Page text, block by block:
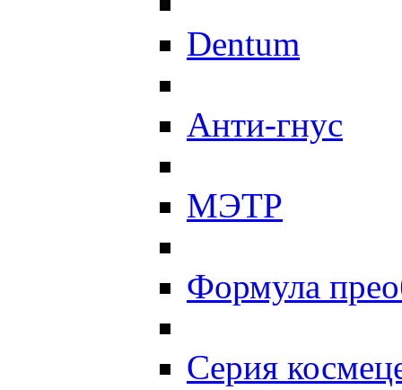
Dentum
Анти-гнус
МЭТР
Формула
Серия